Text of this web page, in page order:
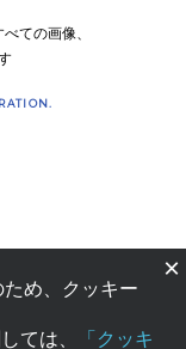
ての画像、
×
め、クッキー
ては、
「クッキ